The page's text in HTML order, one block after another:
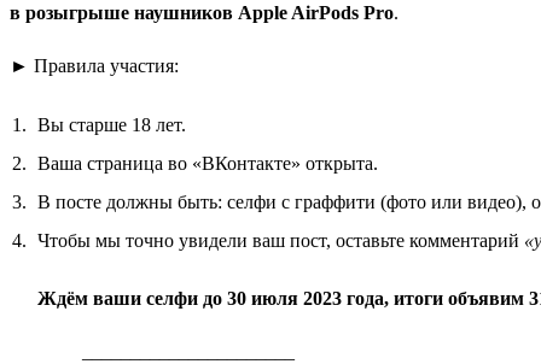
в розыгрыше наушников Apple AirPods Pro.
► Правила участия:
Вы старше 18 лет.
Ваша страница во «ВКонтакте» открыта.
В посте должны быть: селфи с граффити (фото или видео),
Чтобы мы точно увидели ваш пост, оставьте комментарий
Ждём ваши селфи до 30 июля 2023 года, итоги объявим